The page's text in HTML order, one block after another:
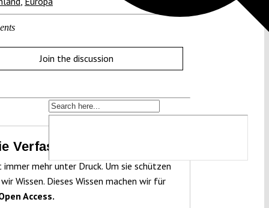
Join the discussion
Verfassung zu schützen!
immer mehr unter Druck. Um sie schützen
Wissen. Dieses Wissen machen wir für
Access.